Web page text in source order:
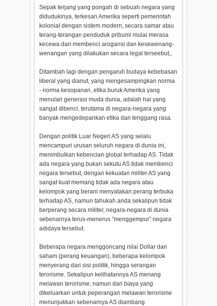
Sepak terjang yang pongah di sebuah negara yang
didudukinya, terkesan Amerika seperti pemerintah
kolonial dengan sistem modern, secara samar atau
terang-terangan penduduk pribumi mulai merasa
kecewa dan membenci arogansi dan kesewenang-
wenangan yang dilakukan secara legal terseebut,,
Ditambah lagi dengan pengaruh budaya kebebasan
liberal yang dianut, yang mengesampingkan norma
- norma kesopanan, etika buruk Amerika yang
menulari generasi muda dunia, adalah hal yang
sangat dibenci, terutama di negara-negara yang
banyak mengedepankan etika dan tenggang rasa.
Dengan politik Luar Negeri AS yang selalu
mencampuri urusan seluruh negara di dunia ini,
menimbulkan kebencian global terhadap AS. Tidak
ada negara yang bukan sekutu AS tidak membenci
negara tersebut, dengan kekuatan militer AS yang
sangat kuat memang tidak ada negara atau
kelompok yang berani menyatakan perang terbuka
terhadap AS, namun tahukah anda sekalipun tidak
berperang secara militer, negara-negara di dunia
sebenarnya terus-menerus "menggempur" negara
adidaya tersebut.
Beberapa negara menggoncang nilai Dollar dan
saham (perang keuangan), beberapa kelompok
menyerang dari sisi politik, hingga serangan
terorisme. Sekalipun kelihatannya AS menang
melawan terorisme, namun dari biaya yang
dikeluarkan untuk peperangan melawan terorisme
menunjukkan sebenarnya AS diambang